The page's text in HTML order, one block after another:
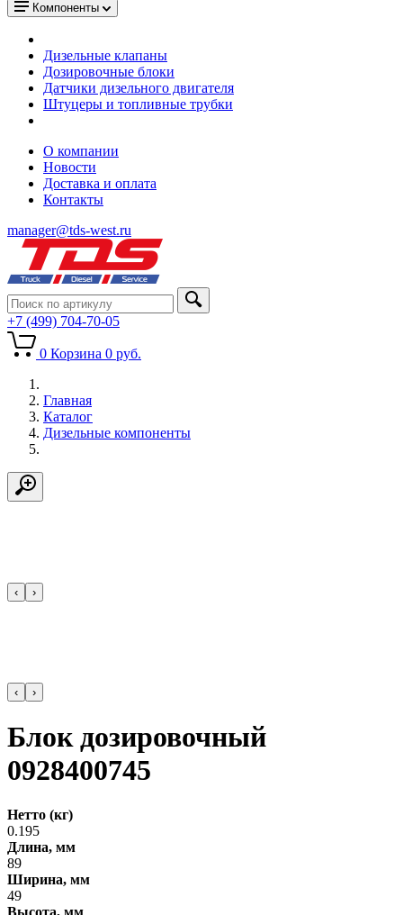
Компоненты
Дизельные клапаны
Дозировочные блоки
Датчики дизельного двигателя
Штуцеры и топливные трубки
О компании
Новости
Доставка и оплата
Контакты
manager@tds-west.ru
+7 (499) 704-70-05
0 Корзина 0 руб.
Главная
Каталог
Дизельные компоненты
‹ ›
‹ ›
Блок дозировочный
0928400745
Нетто (кг)
0.195
Длина, мм
89
Ширина, мм
49
Высота, мм